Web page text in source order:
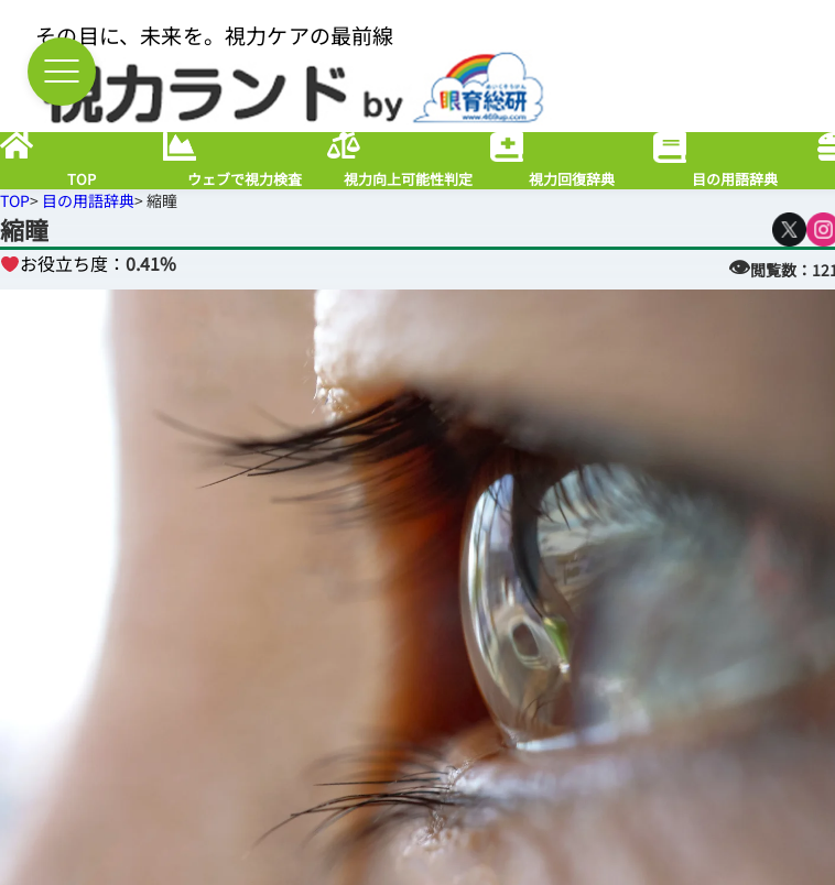
その目に、未来を。視力ケアの最前線
TOP ウェブで視力検査 視力向上可能性判定 視力回復辞典 目の用語辞典
TOP> 目の用語辞典> 縮瞳
縮瞳
お役立ち度：0.41% 👁閲覧数：